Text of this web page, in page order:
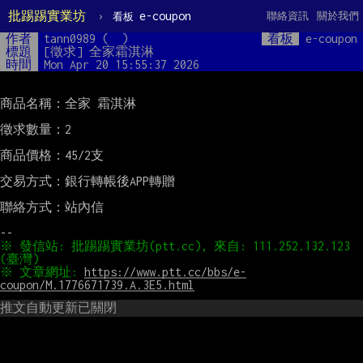
批踢踢實業坊 › 看板 e-coupon 關於我們
聯絡資訊
作者 tann0989 (  ) 看板
e-coupon
標題
[徵求] 全家霜淇淋
時間
Mon Apr 20 15:55:37 2026
商品名稱：全家 霜淇淋
徵求數量：2
商品價格：45/2支
交易方式：銀行轉帳後APP轉贈
聯絡方式：站內信
※ 發信站: 批踢踢實業坊(ptt.cc), 來自: 111.252.132.123
※ 文章網址: https://www.ptt.cc/bbs/e-
coupon/M.1776671739.A.3E5.html
推文自動更新已關閉